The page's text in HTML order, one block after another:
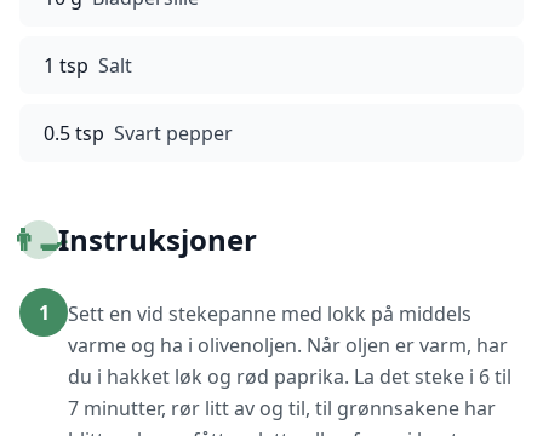
1 tsp Salt
0.5 tsp Svart pepper
👨‍🍳Instruksjoner
1
Sett en vid stekepanne med lokk på middels
varme og ha i olivenoljen. Når oljen er varm, har
du i hakket løk og rød paprika. La det steke i 6 til
7 minutter, rør litt av og til, til grønnsakene har